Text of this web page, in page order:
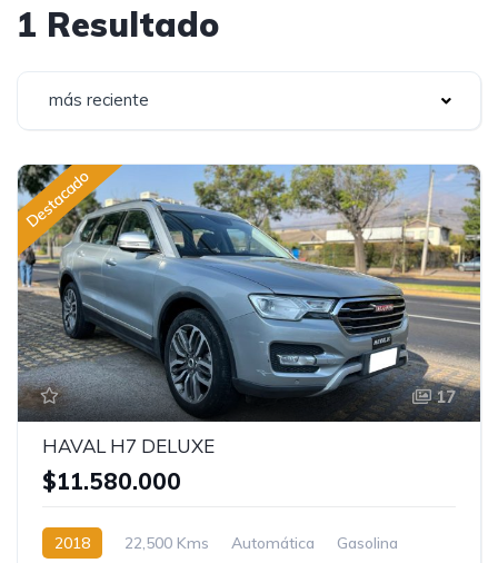
1 Resultado
más reciente
Destacado
17
HAVAL H7 DELUXE
$11.580.000
2018 22,500 Kms Automática Gasolina